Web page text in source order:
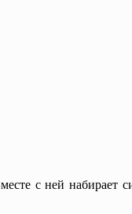
с ней набирает